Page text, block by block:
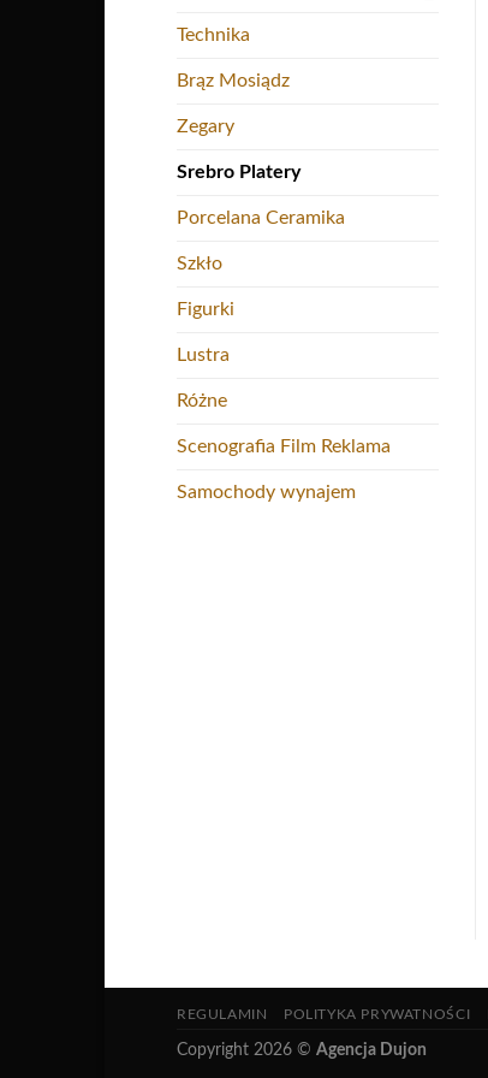
Technika
Brąz Mosiądz
Zegary
Srebro Platery
Porcelana Ceramika
Szkło
Figurki
Lustra
Różne
Scenografia Film Reklama
Samochody wynajem
REGULAMIN POLITYKA PRYWATNOŚCI
Copyright 2026 © Agencja Dujon